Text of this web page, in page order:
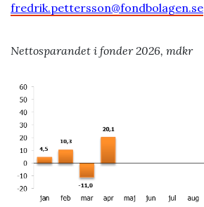
fredrik.pettersson@fondbolagen.se
Nettosparandet i fonder 2026, mdkr